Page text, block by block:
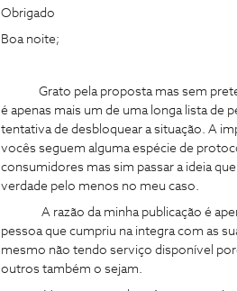
Obrigado
Boa noite;
Grato pela proposta mas sem
é apenas mais um de uma longa lista de
tentativa de desbloquear a situação. A
vocês seguem alguma espécie de
consumidores mas sim passar a ideia
verdade pelo menos no meu caso.
A razão da minha publicação é
pessoa que cumpriu na integra com as
mesmo não tendo serviço disponível
outros também o sejam.